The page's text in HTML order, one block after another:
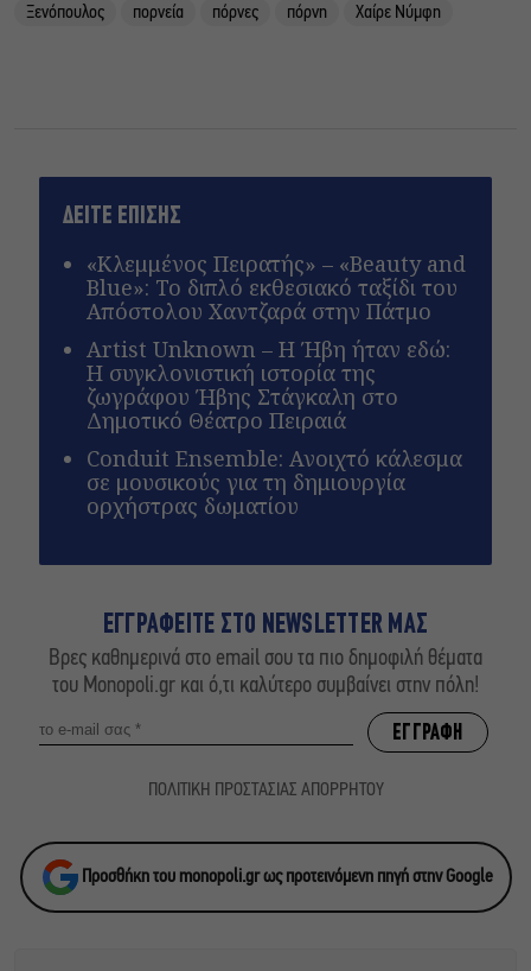
Ξενόπουλος
πορνεία πόρνες πόρνη Χαίρε Νύμφη
ΔΕΙΤΕ ΕΠΙΣΗΣ
«Κλεμμένος Πειρατής» – «Beauty and
Blue»: Το διπλό εκθεσιακό ταξίδι του
Απόστολου Χαντζαρά στην Πάτμο
Artist Unknown – Η Ήβη ήταν εδώ:
Η συγκλονιστική ιστορία της
ζωγράφου Ήβης Στάγκαλη στο
Δημοτικό Θέατρο Πειραιά
Conduit Ensemble: Ανοιχτό κάλεσμα
σε μουσικούς για τη δημιουργία
ορχήστρας δωματίου
ΕΓΓΡΑΦΕΙΤΕ ΣΤΟ NEWSLETTER ΜΑΣ
Βρες καθημερινά στο email σου τα πιο δημοφιλή θέματα
του Monopoli.gr και ό,τι καλύτερο συμβαίνει στην πόλη!
ΠΟΛΙΤΙΚΗ ΠΡΟΣΤΑΣΙΑΣ ΑΠΟΡΡΗΤΟΥ
Προσθήκη του monopoli.gr ως προτεινόμενη πηγή στην Google